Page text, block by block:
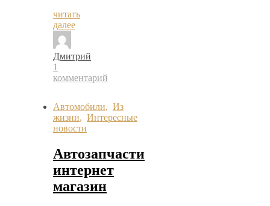
читать
далее
Дмитрий
1
комментарий
Автомобили, Из
жизни, Интересные
новости
Автозапчасти
интернет
магазин